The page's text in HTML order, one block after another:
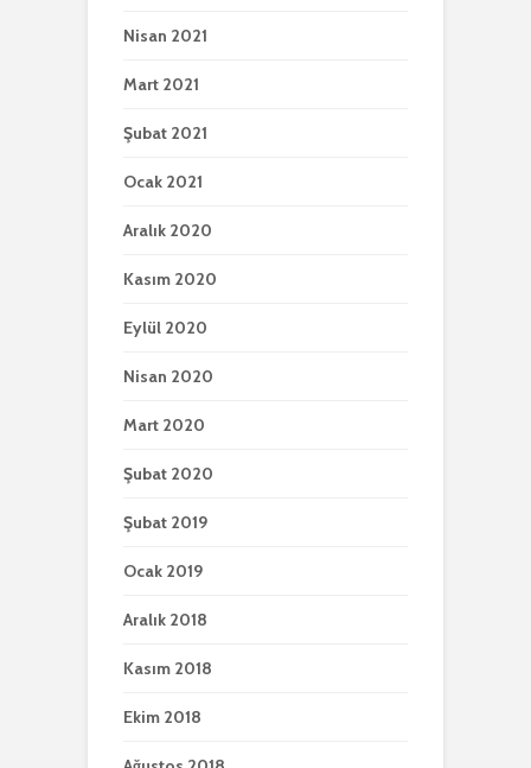
Nisan 2021
Mart 2021
Şubat 2021
Ocak 2021
Aralık 2020
Kasım 2020
Eylül 2020
Nisan 2020
Mart 2020
Şubat 2020
Şubat 2019
Ocak 2019
Aralık 2018
Kasım 2018
Ekim 2018